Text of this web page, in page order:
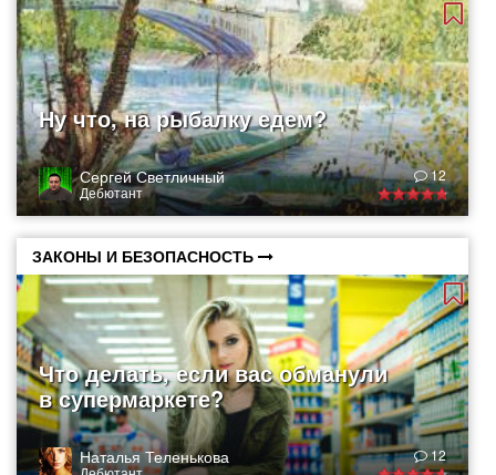
Ну что, на рыбалку едем?
Сергей Светличный
Дебютант
12
ЗАКОНЫ И БЕЗОПАСНОСТЬ
Что делать, если вас обманули
в супермаркете?
Наталья Теленькова 12